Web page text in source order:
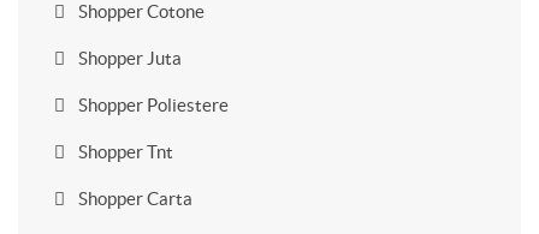
Shopper Cotone
Shopper Juta
Shopper Poliestere
Shopper Tnt
Shopper Carta